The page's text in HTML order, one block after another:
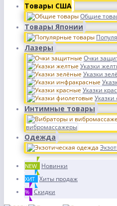
Товары США
Общие
Товары Японии
Лазеры
Очки
Указки
Указки
Указки
Интимные товары
вибромассажеры
Одежда
NEW Новинки
ХИТ Хиты продаж
% Скидки